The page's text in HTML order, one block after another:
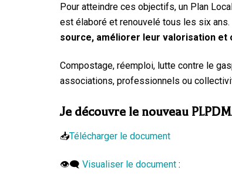
Pour atteindre ces objectifs, un Plan
est élaboré et renouvelé tous les six
source, améliorer leur valorisation
Compostage, réemploi, lutte contre le
associations, professionnels ou
Je découvre le nouveau
📥Télécharger le document
👁️‍🗨️ Visualiser le document :